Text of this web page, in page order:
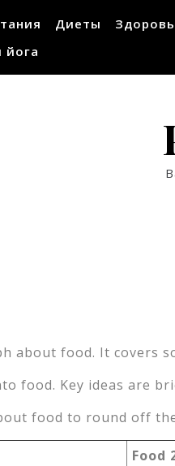
Диеты
йога
about food. It covers
food. Key ideas are
food to round off
Food